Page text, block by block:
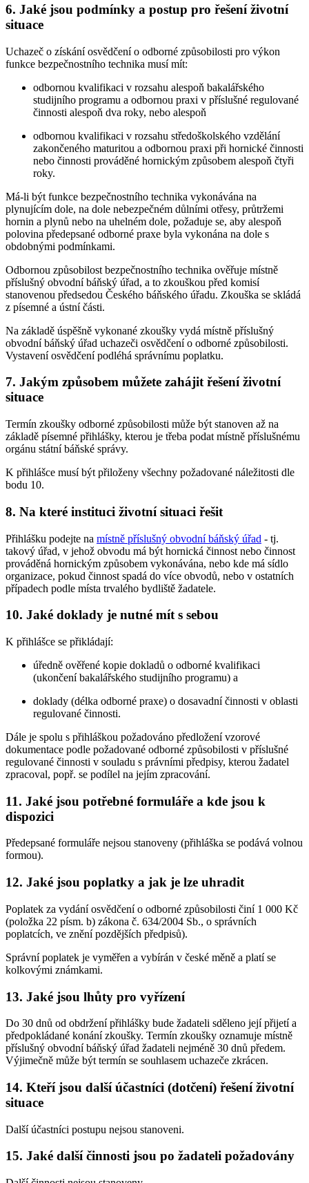
6. Jaké jsou podmínky a postup pro řešení životní
situace
Uchazeč o získání osvědčení o odborné způsobilosti pro výkon
funkce bezpečnostního technika musí mít:
odbornou kvalifikaci v rozsahu alespoň bakalářského
studijního programu a odbornou praxi v příslušné regulované
činnosti alespoň dva roky, nebo alespoň
odbornou kvalifikaci v rozsahu středoškolského vzdělání
zakončeného maturitou a odbornou praxi při hornické činnosti
nebo činnosti prováděné hornickým způsobem alespoň čtyři
roky.
Má-li být funkce bezpečnostního technika vykonávána na
plynujícím dole, na dole nebezpečném důlními otřesy, průtržemi
hornin a plynů nebo na uhelném dole, požaduje se, aby alespoň
polovina předepsané odborné praxe byla vykonána na dole s
obdobnými podmínkami.
Odbornou způsobilost bezpečnostního technika ověřuje místně
příslušný obvodní báňský úřad, a to zkouškou před komisí
stanovenou předsedou Českého báňského úřadu. Zkouška se skládá
z písemné a ústní části.
Na základě úspěšně vykonané zkoušky vydá místně příslušný
obvodní báňský úřad uchazeči osvědčení o odborné způsobilosti.
Vystavení osvědčení podléhá správnímu poplatku.
7. Jakým způsobem můžete zahájit řešení životní
situace
Termín zkoušky odborné způsobilosti může být stanoven až na
základě písemné přihlášky, kterou je třeba podat místně příslušnému
orgánu státní báňské správy.
K přihlášce musí být přiloženy všechny požadované náležitosti dle
bodu 10.
8. Na které instituci životní situaci řešit
Přihlášku podejte na místně příslušný obvodní báňský úřad - tj.
takový úřad, v jehož obvodu má být hornická činnost nebo činnost
prováděná hornickým způsobem vykonávána, nebo kde má sídlo
organizace, pokud činnost spadá do více obvodů, nebo v ostatních
případech podle místa trvalého bydliště žadatele.
10. Jaké doklady je nutné mít s sebou
K přihlášce se přikládají:
úředně ověřené kopie dokladů o odborné kvalifikaci
(ukončení bakalářského studijního programu) a
doklady (délka odborné praxe) o dosavadní činnosti v oblasti
regulované činnosti.
Dále je spolu s přihláškou požadováno předložení vzorové
dokumentace podle požadované odborné způsobilosti v příslušné
regulované činnosti v souladu s právními předpisy, kterou žadatel
zpracoval, popř. se podílel na jejím zpracování.
11. Jaké jsou potřebné formuláře a kde jsou k
dispozici
Předepsané formuláře nejsou stanoveny (přihláška se podává volnou
formou).
12. Jaké jsou poplatky a jak je lze uhradit
Poplatek za vydání osvědčení o odborné způsobilosti činí 1 000 Kč
(položka 22 písm. b) zákona č. 634/2004 Sb., o správních
poplatcích, ve znění pozdějších předpisů).
Správní poplatek je vyměřen a vybírán v české měně a platí se
kolkovými známkami.
13. Jaké jsou lhůty pro vyřízení
Do 30 dnů od obdržení přihlášky bude žadateli sděleno její přijetí a
předpokládané konání zkoušky. Termín zkoušky oznamuje místně
příslušný obvodní báňský úřad žadateli nejméně 30 dnů předem.
Výjimečně může být termín se souhlasem uchazeče zkrácen.
14. Kteří jsou další účastníci (dotčení) řešení životní
situace
Další účastníci postupu nejsou stanoveni.
15. Jaké další činnosti jsou po žadateli požadovány